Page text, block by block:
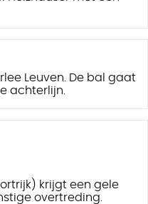
Leuven. De bal gaat
achterlijn.
krijgt een gele
overtreding.